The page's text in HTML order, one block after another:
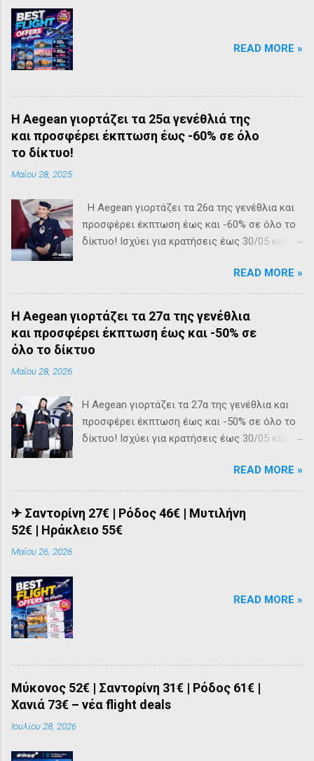
READ MORE »
Η Aegean γιορτάζει τα 25α γενέθλιά της
και προσφέρει έκπτωση έως -60% σε όλο
το δίκτυο!
Μαΐου 28, 2025
Η Aegean γιορτάζει τα 26α της γενέθλια και
προσφέρει έκπτωση έως και -60% σε όλο το
δίκτυο! Ισχύει για κρατήσεις έως 30/05 και
READ MORE »
Η Aegean γιορτάζει τα 27α της γενέθλια
και προσφέρει έκπτωση έως και -50% σε
όλο το δίκτυο
Μαΐου 28, 2026
Η Aegean γιορτάζει τα 27α της γενέθλια και
προσφέρει έκπτωση έως και -50% σε όλο το
δίκτυο! Ισχύει για κρατήσεις έως 30/05 και
READ MORE »
✈ Σαντορίνη 27€ | Ρόδος 46€ | Μυτιλήνη
52€ | Ηράκλειο 55€
Μαΐου 26, 2026
READ MORE »
Μύκονος 52€ | Σαντορίνη 31€ | Ρόδος 61€ |
Χανιά 73€ – νέα flight deals
Ιουλίου 28, 2026